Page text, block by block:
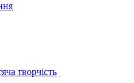
творчість